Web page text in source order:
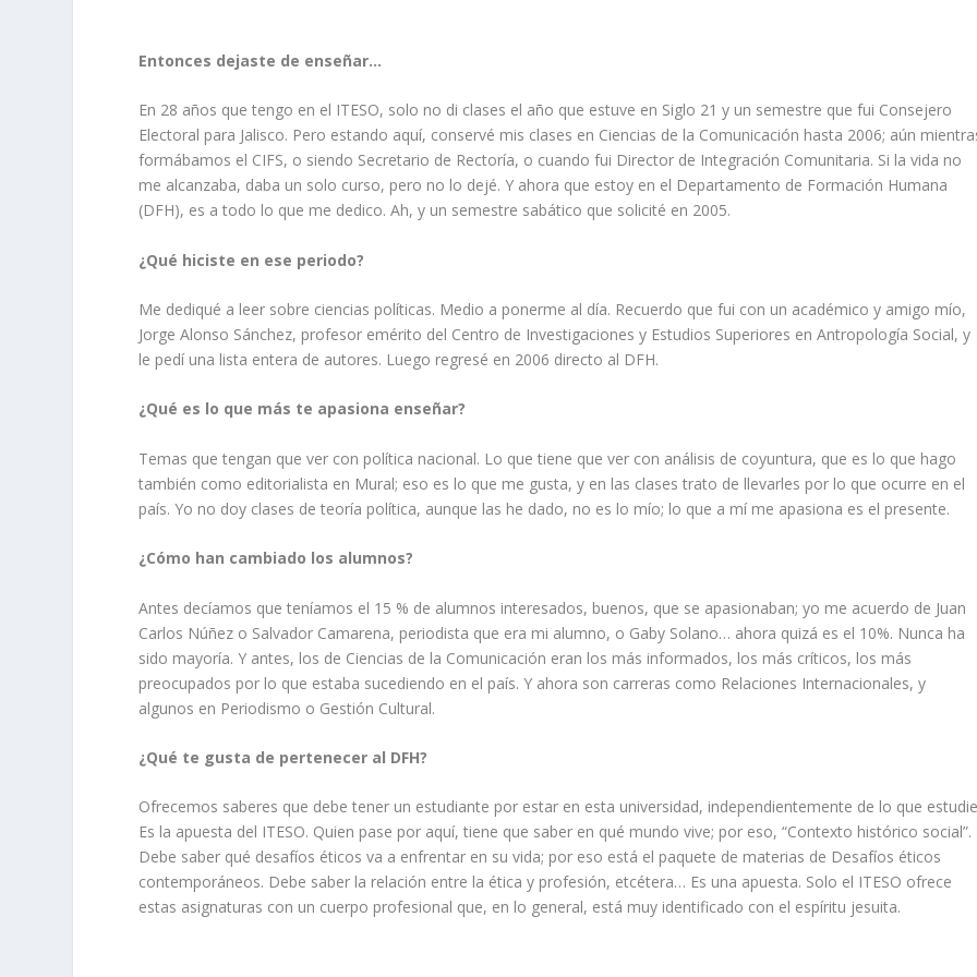
Entonces dejaste de enseñar…
En 28 años que tengo en el ITESO, solo no di clases el año que estuve en Siglo 21 y un semestre que fui Consejero
Electoral para Jalisco. Pero estando aquí, conservé mis clases en Ciencias de la Comunicación hasta 2006; aún
formábamos el CIFS, o siendo Secretario de Rectoría, o cuando fui Director de Integración Comunitaria. Si la vida no
me alcanzaba, daba un solo curso, pero no lo dejé. Y ahora que estoy en el Departamento de Formación Humana
(DFH), es a todo lo que me dedico. Ah, y un semestre sabático que solicité en 2005.
¿Qué hiciste en ese periodo?
Me dediqué a leer sobre ciencias políticas. Medio a ponerme al día. Recuerdo que fui con un académico y amigo mío,
Jorge Alonso Sánchez, profesor emérito del Centro de Investigaciones y Estudios Superiores en Antropología Social, y
le pedí una lista entera de autores. Luego regresé en 2006 directo al DFH.
¿Qué es lo que más te apasiona enseñar?
Temas que tengan que ver con política nacional. Lo que tiene que ver con análisis de coyuntura, que es lo que hago
también como editorialista en Mural; eso es lo que me gusta, y en las clases trato de llevarles por lo que ocurre en el
país. Yo no doy clases de teoría política, aunque las he dado, no es lo mío; lo que a mí me apasiona es el presente.
¿Cómo han cambiado los alumnos?
Antes decíamos que teníamos el 15 % de alumnos interesados, buenos, que se apasionaban; yo me acuerdo de Juan
Carlos Núñez o Salvador Camarena, periodista que era mi alumno, o Gaby Solano… ahora quizá es el 10%. Nunca ha
sido mayoría. Y antes, los de Ciencias de la Comunicación eran los más informados, los más críticos, los más
preocupados por lo que estaba sucediendo en el país. Y ahora son carreras como Relaciones Internacionales, y
algunos en Periodismo o Gestión Cultural.
¿Qué te gusta de pertenecer al DFH?
Ofrecemos saberes que debe tener un estudiante por estar en esta universidad, independientemente de lo que
Es la apuesta del ITESO. Quien pase por aquí, tiene que saber en qué mundo vive; por eso, “Contexto histórico social”.
Debe saber qué desafíos éticos va a enfrentar en su vida; por eso está el paquete de materias de Desafíos éticos
contemporáneos. Debe saber la relación entre la ética y profesión, etcétera… Es una apuesta. Solo el ITESO ofrece
estas asignaturas con un cuerpo profesional que, en lo general, está muy identificado con el espíritu jesuita.